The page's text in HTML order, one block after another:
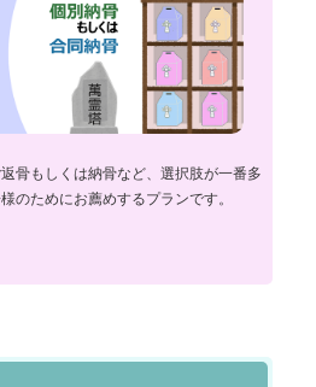
骨もしくは納骨など、選択肢が一番多
のためにお薦めするプランです。